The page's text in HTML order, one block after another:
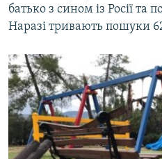
батько з сином із Росії та
Наразі тривають пошуки